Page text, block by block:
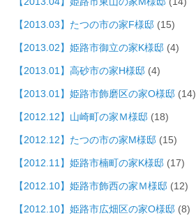
【2013.03】たつの市の家F様邸 (15)
【2013.02】姫路市御立の家K様邸 (4)
【2013.01】高砂市の家H様邸 (4)
【2013.01】姫路市飾磨区の家O様邸 (14)
【2012.12】山崎町の家Ｍ様邸 (18)
【2012.12】たつの市の家M様邸 (15)
【2012.11】姫路市楠町の家K様邸 (17)
【2012.10】姫路市飾西の家Ｍ様邸 (12)
【2012.10】姫路市広畑区の家O様邸 (8)